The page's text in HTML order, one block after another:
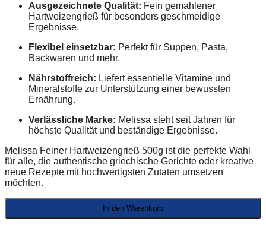
Ausgezeichnete Qualität: Fein gemahlener
Hartweizengrieß für besonders geschmeidige
Ergebnisse.
Flexibel einsetzbar: Perfekt für Suppen, Pasta,
Backwaren und mehr.
Nährstoffreich: Liefert essentielle Vitamine und
Mineralstoffe zur Unterstützung einer bewussten
Ernährung.
Verlässliche Marke: Melissa steht seit Jahren für
höchste Qualität und beständige Ergebnisse.
Melissa Feiner Hartweizengrieß 500g ist die perfekte Wahl
für alle, die authentische griechische Gerichte oder kreative
neue Rezepte mit hochwertigsten Zutaten umsetzen
möchten.
In den Warenkorb